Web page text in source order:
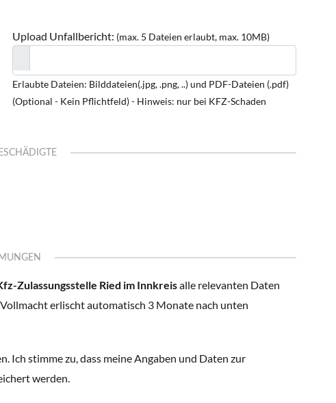
Upload Unfallbericht: (max. 5 Dateien erlaubt, max. 10MB)
Erlaubte Dateien: Bilddateien(.jpg, .png, ..) und PDF-Dateien (.pdf)
(Optional - Kein Pflichtfeld) - Hinweis: nur bei KFZ-Schaden
Zulassungsstelle Ried im Innkreisalle relevanten Daten
erlischt automatisch 3 Monate nach unten
Ich stimme zu, dass meine Angaben und Daten zur
werden.